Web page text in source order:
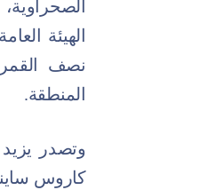
الهيئة
المنطقة.
وتصدر
كاروس